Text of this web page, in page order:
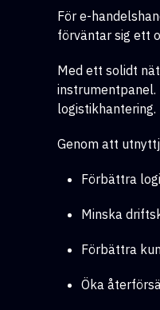
För e-
förväntar sig ett
Med ett solidt
logistikhantering.
Genom att
Förbättra
Minska
Förbättra
Öka